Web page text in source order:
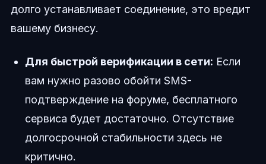
долго устанавливает соединение, это вредит
вашему бизнесу.
Для быстрой верификации в сети: Если
вам нужно разово обойти SMS-
подтверждение на форуме, бесплатного
сервиса будет достаточно. Отсутствие
долгосрочной стабильности здесь не
критично.